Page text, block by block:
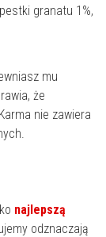
granatu 1%,
mu
że
nie zawiera
najlepszą
odznaczają